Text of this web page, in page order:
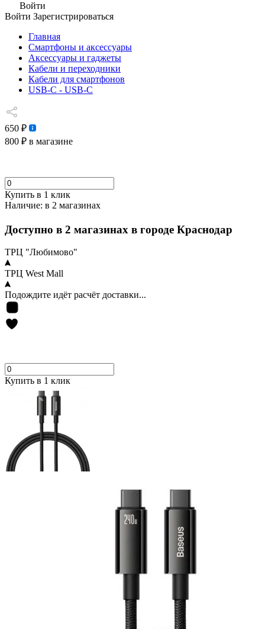
Войти
Войти Зарегистрироваться
Главная
Смартфоны и аксессуары
Аксессуары и гаджеты
Кабели и переходники
Кабели для смартфонов
USB-C - USB-C
650 ₽
800 ₽ в магазине
Купить в 1 клик
Наличие: в 2 магазинах
Доступно в 2 магазинах в городе Краснодар
ТРЦ "Любимово"
ТРЦ West Mall
Подождите идёт расчёт доставки...
Купить в 1 клик